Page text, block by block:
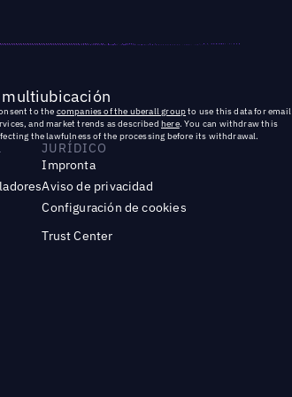
to the companies of the uberall groupto use this data for email
and market trends as described here. You can withdraw this
the lawfulness of the processing before its withdrawal.
JURÍDICO
Impronta
Aviso de privacidad
Configuración de cookies
Trust Center